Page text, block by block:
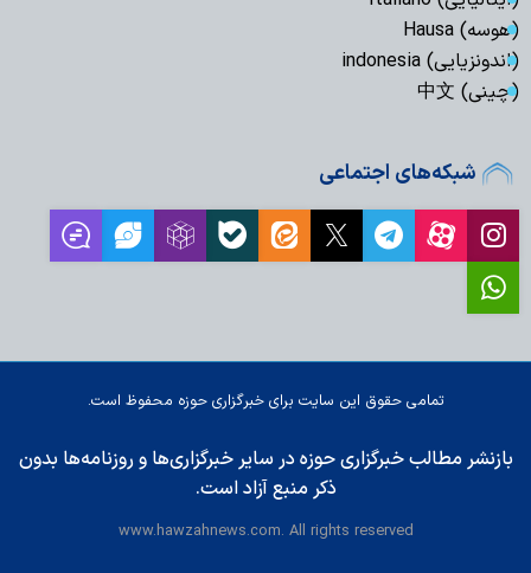
(هوسه) Hausa
(اندونزیایی) indonesia
(چینی) 中文
شبکه‌های اجتماعی
تمامی حقوق این سایت برای خبرگزاری حوزه محفوظ است.
بازنشر مطالب خبرگزاری حوزه در سایر خبرگزاری‌ها و روزنامه‌ها بدون
ذکر منبع آزاد است.
www.hawzahnews.com. All rights reserved